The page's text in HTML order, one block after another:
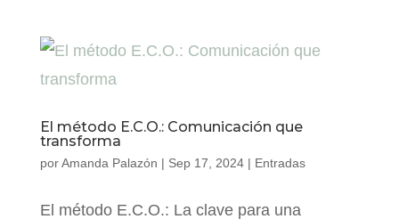
El método E.C.O.: Comunicación que
transforma
porAmanda Palazón | Sep 17, 2024| Entradas
El método E.C.O.: La clave para una